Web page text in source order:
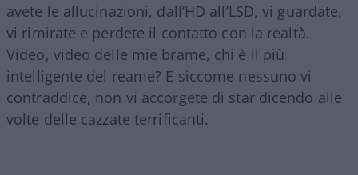
avete le allucinazioni, dall’HD all’LSD, vi guardate,
vi rimirate e perdete il contatto con la realtà.
Video, video delle mie brame, chi è il più
intelligente del reame? E siccome nessuno vi
contraddice, non vi accorgete di star dicendo alle
volte delle cazzate terrificanti.